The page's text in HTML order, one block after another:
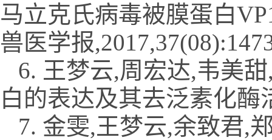
马立克氏病毒被膜蛋白
兽医学报
6. 王梦云,周宏达,韦美
白的表达及其去泛素化酶
7. 金雯,王梦云,余致君,